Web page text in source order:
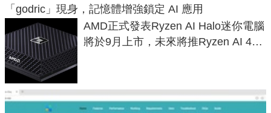
「godric」現身，記憶體增強鎖定 AI 應用
AMD正式發表Ryzen AI Halo迷你電腦
將於9月上市，未來將推Ryzen AI 400